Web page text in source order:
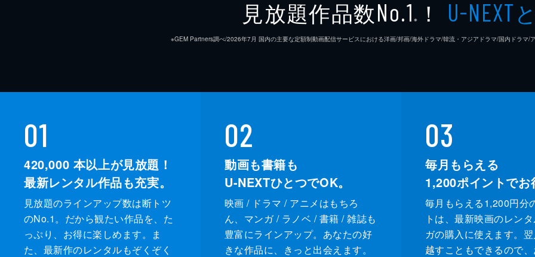
見放題作品数No.1 ※ ！ U-NEXT
※GEM Partners調べ/2026年7⽉ 国内の主要な定額制動画配信サービスにおける洋画/邦画/海外ドラマ/韓流・アジアドラマ/国内ドラマ/
01
420,000 本以上が見放題！
最新レンタル作品も充実。
見放題のラインアップ数は断トツ
のNo.1。だから観たい作品を、た
っぷり、お得に楽しめます。ま
た、最新作のレンタルもぞくぞく
02
動画も書籍も
U-NEXTひとつでOK。
映画 / ドラマ / アニメはもちろ
ん、マンガ / ラノベ / 書籍 / 雑誌も
豊富にラインアップ。あなたの好
きな作品に、きっと出会えます。
03
毎月もらえる
1,200ポイントでお
毎月もらえる1,200円分
トは、最新映画のレン
ガの購入に使えます。
越すこともできるので